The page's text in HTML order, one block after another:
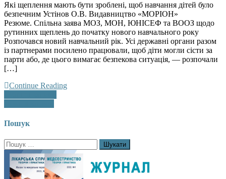
Які щеплення мають бути зроблені, щоб навчання дітей було
безпечним Устінов О.В. Видавництво «МОРІОН»
Резюме. Спільна заява МОЗ, МОН, ЮНІСЕФ та ВООЗ щодо
рутинних щеплень до початку нового навчального року
Розпочався новий навчальний рік. Усі державні органи разом
із партнерами посилено працювали, щоб діти могли сісти за
парти або, де цього вимагає безпекова ситуація, — розпочали
[…]
Continue Reading
Навігація
за
записами
Пошук
Пошук: